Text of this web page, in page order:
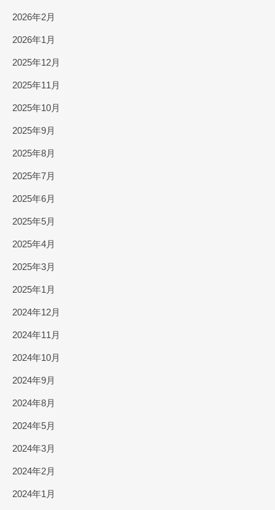
2026年2月
2026年1月
2025年12月
2025年11月
2025年10月
2025年9月
2025年8月
2025年7月
2025年6月
2025年5月
2025年4月
2025年3月
2025年1月
2024年12月
2024年11月
2024年10月
2024年9月
2024年8月
2024年5月
2024年3月
2024年2月
2024年1月